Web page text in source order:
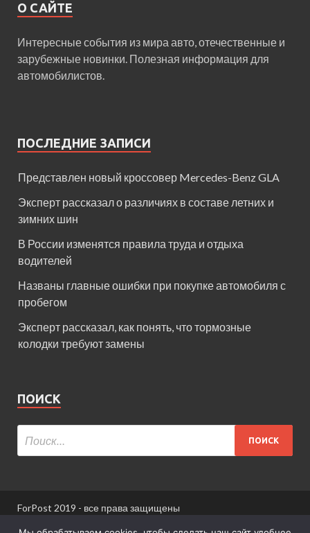
О САЙТЕ
Интересные события из мира авто, отечественные и
зарубежные новинки. Полезная информация для
автомобилистов.
ПОСЛЕДНИЕ ЗАПИСИ
Представлен новый кроссовер Mercedes-Benz GLA
Эксперт рассказал о различиях в составе летних и
зимних шин
В России изменятся правила труда и отдыха
водителей
Названы главные ошибки при покупке автомобиля с
пробегом
Эксперт рассказал, как понять, что тормозные
колодки требуют замены
ПОИСК
ForPost 2019 - все права защищены
При использовании материалов сайта ссылка